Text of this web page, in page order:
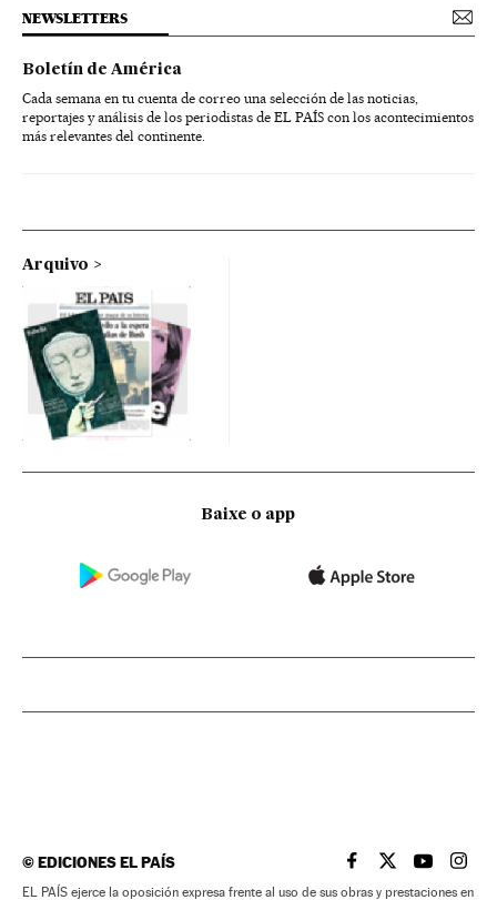
NEWSLETTERS
Boletín de América
Cada semana en tu cuenta de correo una selección de las noticias,
reportajes y análisis de los periodistas de EL PAÍS con los acontecimientos
más relevantes del continente.
Arquivo
Baixe o app
©EDICIONES EL PAÍS EL PAÍS BRASIL EN
EL PAÍSEL PAÍS
EL
EL PAÍS ejerce la oposición expresa frente al uso de sus obras y prestaciones en